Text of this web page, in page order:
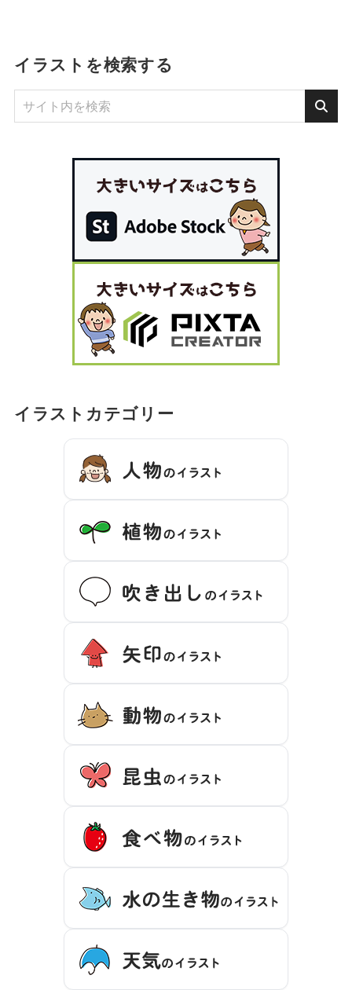
イラストを検索する
イラストカテゴリー